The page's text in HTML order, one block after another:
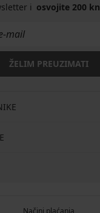
i osvojite 200 kn
ŽELIM PREUZIMATI
Načini plaćanja